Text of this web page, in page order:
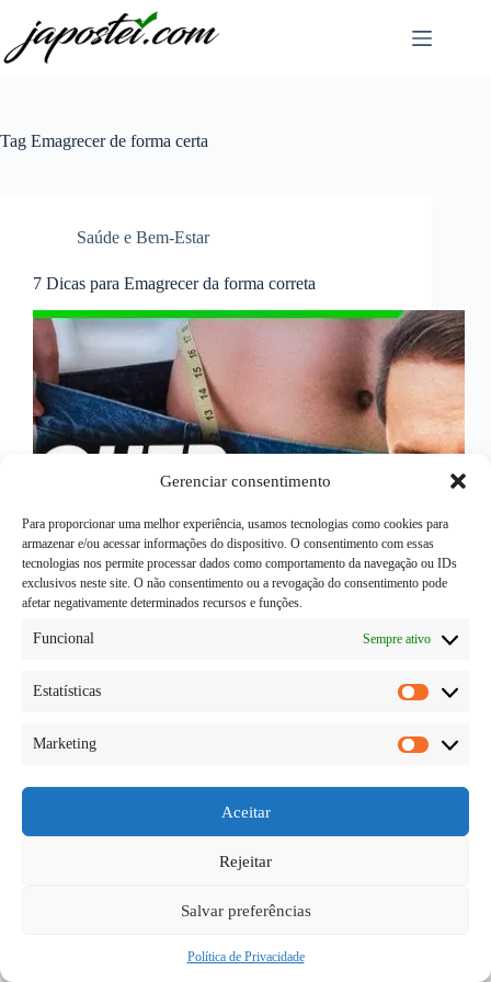
Gerenciar consentimento
Para proporcionar uma melhor experiência, usamos tecnologias como cookies para
armazenar e/ou acessar informações do dispositivo. O consentimento com essas
tecnologias nos permite processar dados como comportamento da navegação ou IDs
exclusivos neste site. O não consentimento ou a revogação do consentimento pode
afetar negativamente determinados recursos e funções.
Funcional Sempre ativo
Estatísticas
Marketing
Aceitar
Rejeitar
Salvar preferências
Política de Privacidade
conteúdo
Tag Emagrecer de forma certa
Saúde e Bem-Estar
7 Dicas para Emagrecer da forma correta
A busca pelo corpo perfeito e que te agrada, está se
mundo. Nisso, novas estratégias alimentares, novas
pesquisas e até mesmo novos alimentos do mercado
Copyright © 2026 - todos os direitos reservados.